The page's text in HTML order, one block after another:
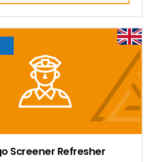
Screener Refresher